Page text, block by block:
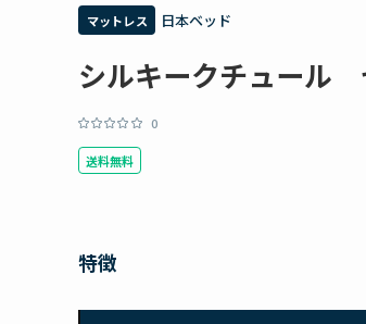
マットレス 日本ベッド
シルキークチュール
0
送料無料
特徴